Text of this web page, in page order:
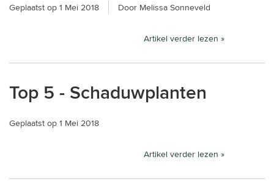
Geplaatst op1 Mei 2018 Door Melissa Sonneveld
Artikel verder lezen »
Top 5 - Schaduwplanten
Geplaatst op1 Mei 2018
Artikel verder lezen »